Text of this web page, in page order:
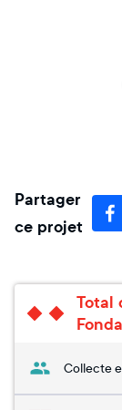
Partager
ce projet
Total
Collecte